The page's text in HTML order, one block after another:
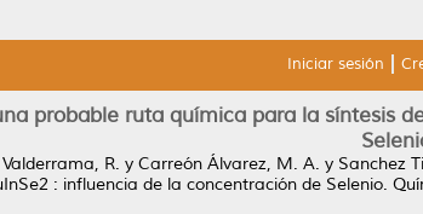
Iniciar sesión
probable ruta química para la síntesis
R. y Carreón Álvarez, M. A. y Sanchez
: influencia de la concentración de Selenio.